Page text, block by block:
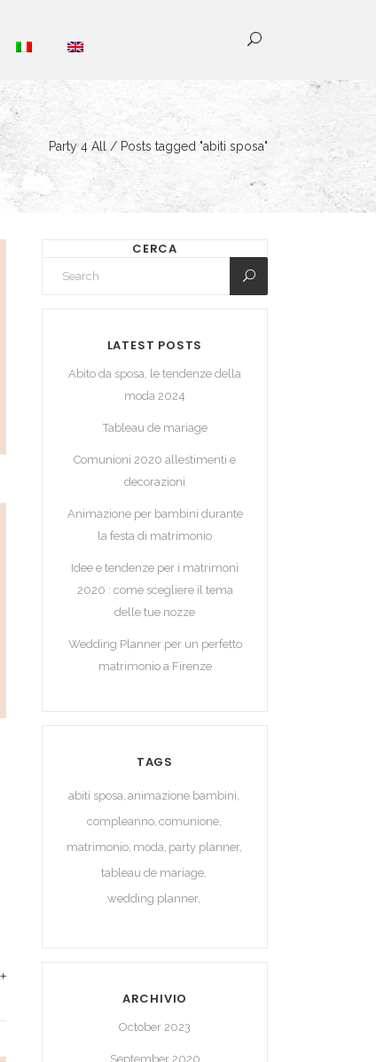
Party 4 All / Posts tagged "abiti sposa"
CERCA
LATEST POSTS
Abito da sposa, le tendenze della
moda 2024
Tableau de mariage
Comunioni 2020 allestimenti e
decorazioni
Animazione per bambini durante
la festa di matrimonio
Idee e tendenze per i matrimoni
2020 : come scegliere il tema
delle tue nozze
Wedding Planner per un perfetto
matrimonio a Firenze
TAGS
abiti sposa animazione bambini
compleanno comunione
matrimonio moda party planner
tableau de mariage
wedding planner
ARCHIVIO
October 2023
September 2020